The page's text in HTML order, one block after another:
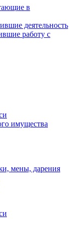
в
деятельность
работу с
имущества
мены, дарения